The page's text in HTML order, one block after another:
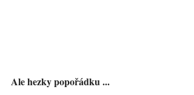
Ale hezky popořádku ...